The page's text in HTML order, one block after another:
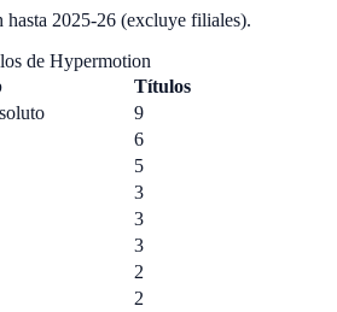
2025-26 (excluye filiales).
de Hypermotion
Títulos
9
6
5
3
3
3
2
2